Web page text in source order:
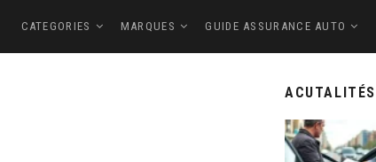
CATEGORIES MARQUES GUIDE ASSURANCE AUTO
ACUTALITÉS